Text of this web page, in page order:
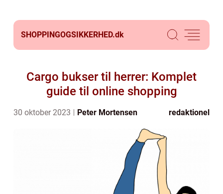
SHOPPINGOGSIKKERHED.dk
Cargo bukser til herrer: Komplet
guide til online shopping
30 oktober 2023 Peter Mortensen redaktionel